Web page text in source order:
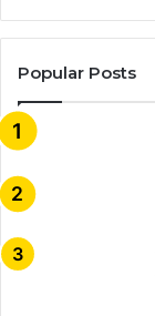
Popular Posts